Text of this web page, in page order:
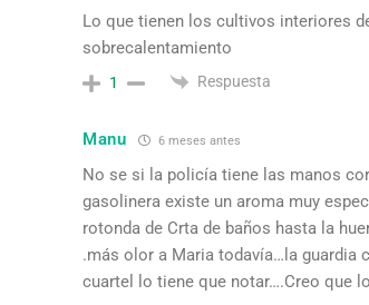
Lo que tienen los cultivos interiores
sobrecalentamiento
1 Respuesta
Manu 6 meses antes
No se si la policía tiene las manos
gasolinera existe un aroma muy
rotonda de Crta de baños hasta la
.más olor a Maria todavía…la guardia
cuartel lo tiene que notar….Creo que